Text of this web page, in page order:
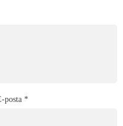
posta *